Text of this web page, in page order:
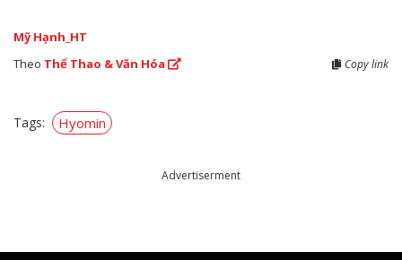
Mỹ Hạnh_HT
Theo Thể Thao & Văn Hóa Copy link
Tags: Hyomin
Advertiserment